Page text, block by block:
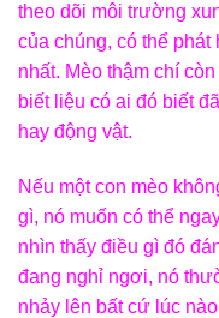
theo dõi môi trường
của chúng, có thể
nhất. Mèo thậm chí
biết liệu có ai đó biết
hay động vật.
Nếu một con mèo
gì, nó muốn có thể
nhìn thấy điều gì đó
đang nghỉ ngơi, nó
nhảy lên bất cứ lúc